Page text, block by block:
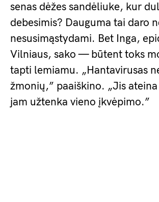
senas dėžes sandėliuke, kur
debesimis? Dauguma tai daro
nesusimąstydami. Bet Inga,
Vilniaus, sako — būtent toks
tapti lemiamu. „Hantavirusas
žmonių,” paaiškino. „Jis
jam užtenka vieno įkvėpimo.”